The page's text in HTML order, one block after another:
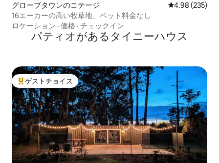
グローブタウンのコテージ レビュー235
4.98 (235)
16エーカーの高い牧草地、ペット料金なし
ロケーション · 価格 · チェックイン
パティオがあるタイニーハウス
大好評のゲストチョイスです。
ゲストチョイス